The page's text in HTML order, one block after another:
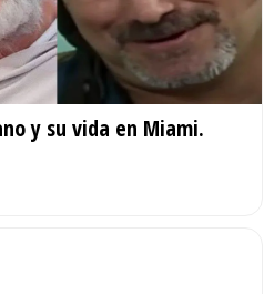
y su vida en Miami.